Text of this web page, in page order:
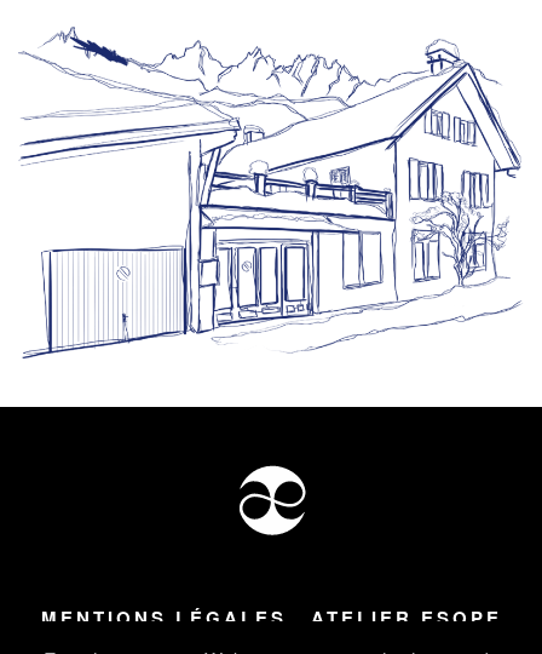
MENTIONS LÉGALES ATELIER ESOPE